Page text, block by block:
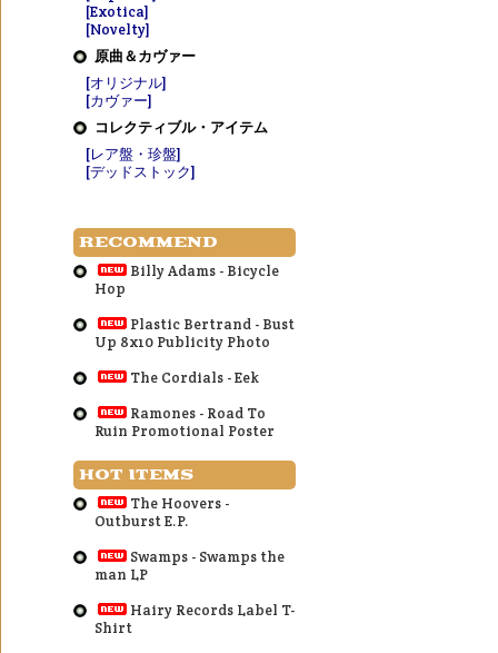
[Exotica]
[Novelty]
原曲＆カヴァー
[オリジナル]
[カヴァー]
コレクティブル・アイテム
[レア盤・珍盤]
[デッドストック]
RECOMMEND
Billy Adams - Bicycle
Hop
Plastic Bertrand - Bust
Up 8x10 Publicity Photo
The Cordials - Eek
Ramones - Road To
Ruin Promotional Poster
HOT ITEMS
The Hoovers -
Outburst E.P.
Swamps - Swamps the
man LP
Hairy Records Label T-
Shirt